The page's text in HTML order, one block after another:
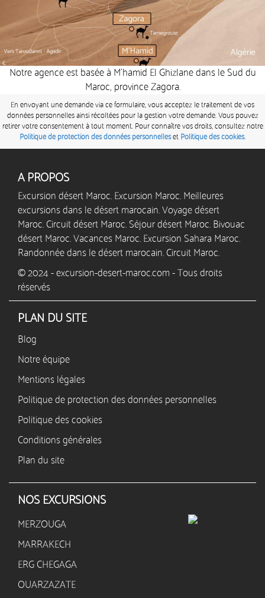
Notre agence est basée à M’hamid El Ghizlane dans le Sud du
Maroc, province Zagora.
En envoyant une demande via ce formulaire, vous acceptez le traitement de vos
données personnelles ainsi récoltées pour la gestion votre demande. Vous pouvez
retirer votre consentement à tout moment. Pour connaître vos droits, consultez notre
Politique de protection des données personnelles et Politique des cookies.
A PROPOS
Excursion désert Maroc. Excursion Maroc. Meilleures
excursions dans le désert marocain. Voyage désert
Maroc. Circuit désert Maroc. Séjour désert Maroc. Bivouac
désert Maroc. Vacances Maroc. Excursion Sahara Maroc.
Randonnée dans le désert marocain. Circuit Maroc.
© 2024 - excursion-desert-maroc.com - Tous droits
réservés
PLAN DU SITE
Blog
Notre équipe
Mentions légales
Politique de protection des données personnelles
Politique des cookies
Conditions générales
Plan du site
NOS EXCURSIONS
MERZOUGA
MARRAKECH
ERG CHEGAGA
OUARZAZATE